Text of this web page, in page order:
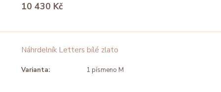
10 430 Kč
Náhrdelník Letters bílé zlato
Varianta: 1 písmeno M